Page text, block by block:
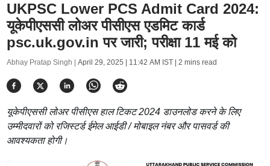
UKPSC Lower PCS Admit Card 2024:
यूकेपीएससी लोअर पीसीएस एडमिट कार्ड
psc.uk.gov.in पर जारी; परीक्षा 11 मई को
Abhay Pratap Singh | April 29, 2025 | 11:42 AM IST| 2 mins read
यूकेपीएससी लोअर पीसीएस हाल टिकट 2024 डाउनलोड करने के लिए
उम्मीदवारों को रजिस्टर्ड ईमेल आईडी / मोबाइल नंबर और पासवर्ड की
आवश्यकता होगी।